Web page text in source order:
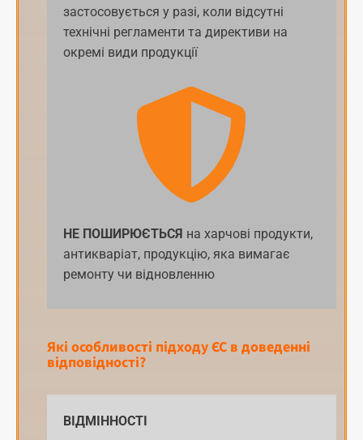
застосовується у разі, коли відсутні
технічні регламенти та директиви на
окремі види продукції
НЕ ПОШИРЮЄТЬСЯ на харчові продукти,
антикваріат, продукцію, яка вимагає
ремонту чи відновленню
Які особливості підходу ЄС в доведенні
відповідності?
ВІДМІННОСТІ